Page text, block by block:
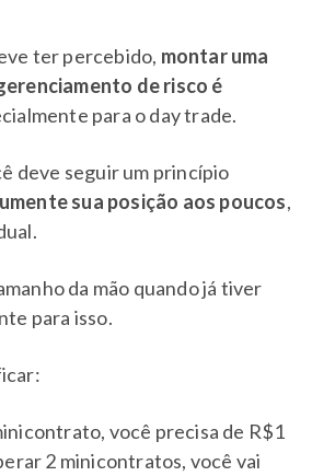
ter percebido, montar uma
de risco é
para o day trade.
deve seguir um princípio
sua posição aos poucos,
da mão quando já tiver
para isso.
você precisa de R$1
2 minicontratos, você vai